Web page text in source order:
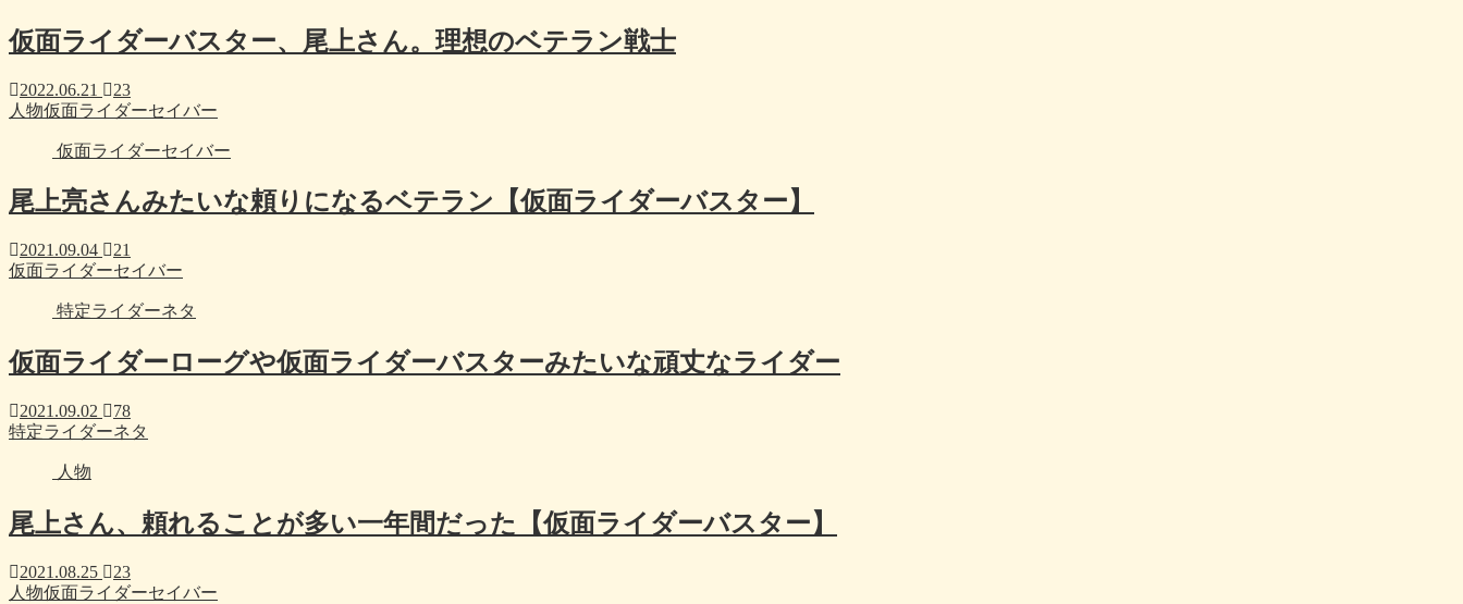
仮面ライダーバスター、尾上さん。理想のベテラン戦士
2022.06.21
23
人物仮面ライダーセイバー
仮面ライダーセイバー
尾上亮さんみたいな頼りになるベテラン【仮面ライダーバスター】
2021.09.04
21
仮面ライダーセイバー
特定ライダーネタ
仮面ライダーローグや仮面ライダーバスターみたいな頑丈なライダー
2021.09.02
78
特定ライダーネタ
人物
尾上さん、頼れることが多い一年間だった【仮面ライダーバスター】
2021.08.25
23
人物仮面ライダーセイバー